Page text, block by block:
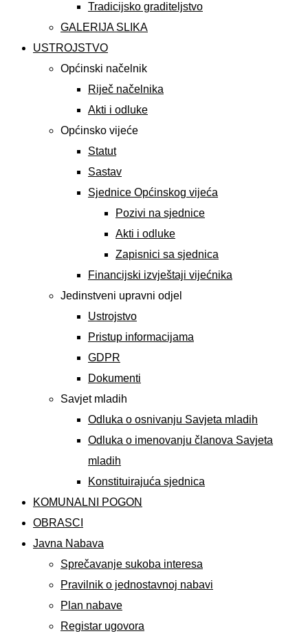
Tradicijsko graditeljstvo
GALERIJA SLIKA
USTROJSTVO
Općinski načelnik
Riječ načelnika
Akti i odluke
Općinsko vijeće
Statut
Sastav
Sjednice Općinskog vijeća
Pozivi na sjednice
Akti i odluke
Zapisnici sa sjednica
Financijski izvještaji vijećnika
Jedinstveni upravni odjel
Ustrojstvo
Pristup informacijama
GDPR
Dokumenti
Savjet mladih
Odluka o osnivanju Savjeta mladih
Odluka o imenovanju članova Savjeta
mladih
Konstituirajuća sjednica
KOMUNALNI POGON
OBRASCI
Javna Nabava
Sprečavanje sukoba interesa
Pravilnik o jednostavnoj nabavi
Plan nabave
Registar ugovora